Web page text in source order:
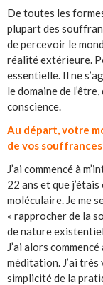
De toutes les
plupart des
de percevoir le
réalité extérieure.
essentielle. Il ne
le domaine de
conscience.
Au départ, votre
de vos
J’ai commencé à
22 ans et que
moléculaire. Je me
« rapprocher de la
de nature
J’ai alors
méditation. J’ai
simplicité de la